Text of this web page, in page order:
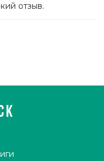
отзыв.